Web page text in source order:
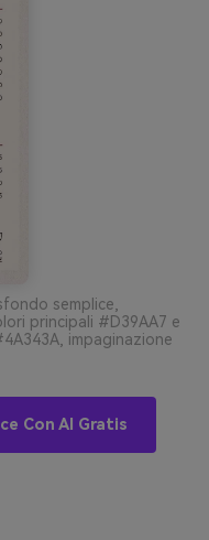
semplice,
principali #D39AA7 e
impaginazione
Con AI Gratis